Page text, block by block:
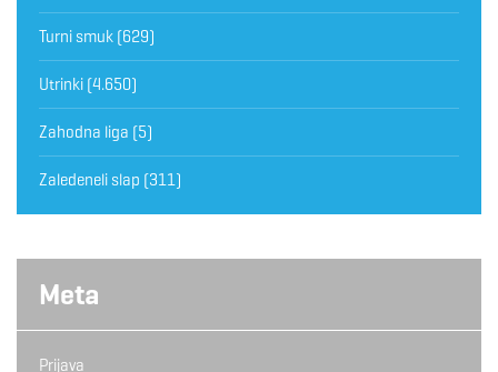
Turni smuk (629)
Utrinki (4.650)
Zahodna liga (5)
Zaledeneli slap (311)
Meta
Prijava